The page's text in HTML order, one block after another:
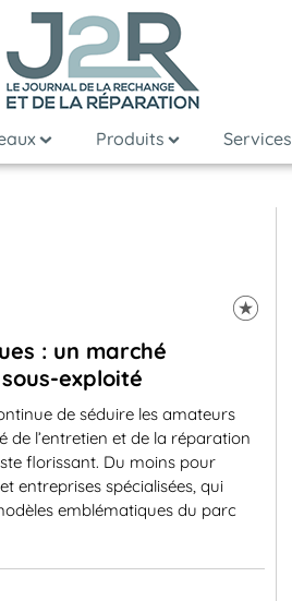
Produits Services
: un marché
exploité
de séduire les amateurs
de l’entretien et de la réparation
florissant. Du moins pour
entreprises spécialisées, qui
emblématiques du parc